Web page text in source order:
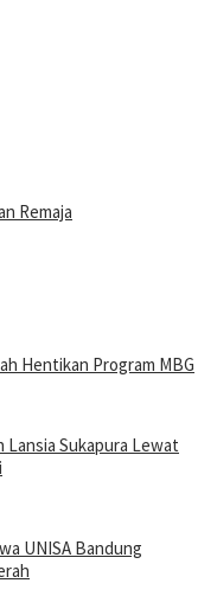
Remaja
Hentikan Program MBG
Lansia Sukapura Lewat
UNISA Bandung